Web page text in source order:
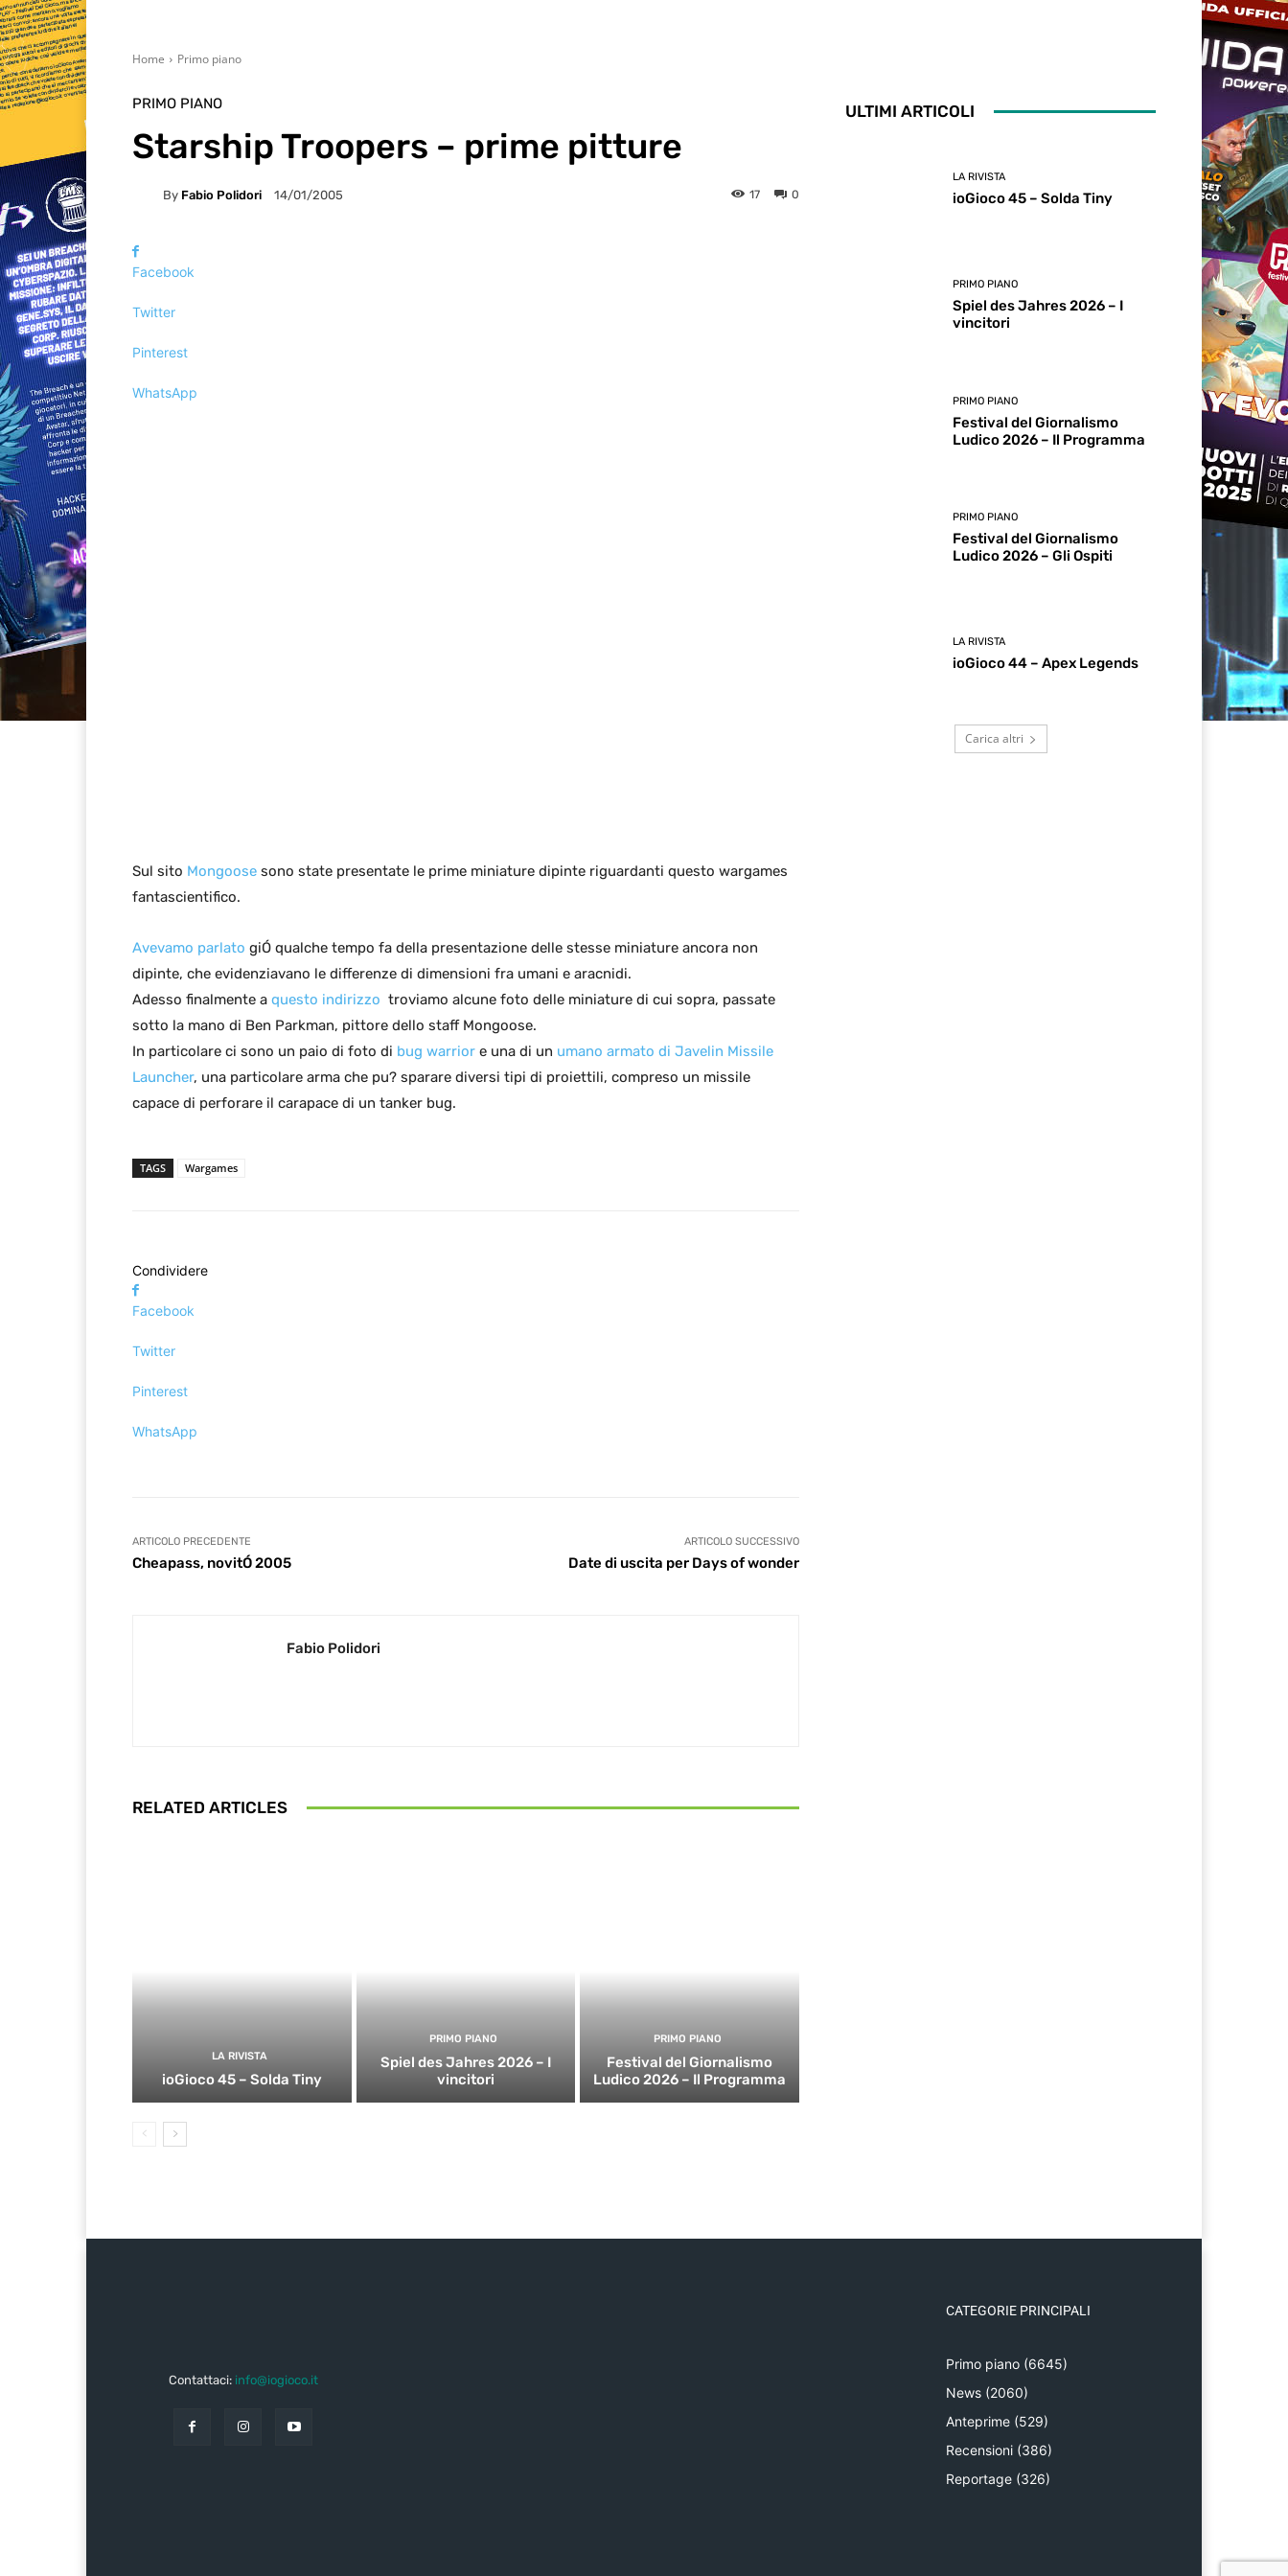
Home Primo piano
PRIMO PIANO
Starship Troopers – prime pitture
By Fabio Polidori 14/01/2005 0
17
Facebook
Twitter
Pinterest
WhatsApp
Sul sito Mongoose sono state presentate le prime miniature dipinte riguardanti questo wargames
fantascientifico.
Avevamo parlato giÓ qualche tempo fa della presentazione delle stesse miniature ancora non
dipinte, che evidenziavano le differenze di dimensioni fra umani e aracnidi.
Adesso finalmente a questo indirizzo troviamo alcune foto delle miniature di cui sopra, passate
sotto la mano di Ben Parkman, pittore dello staff Mongoose.
In particolare ci sono un paio di foto di bug warrior e una di un umano armato di Javelin Missile
Launcher, una particolare arma che pu? sparare diversi tipi di proiettili, compreso un missile
capace di perforare il carapace di un tanker bug.
TAGS Wargames
Condividere
Facebook
Twitter
Pinterest
WhatsApp
ARTICOLO PRECEDENTE
Cheapass, novitÓ 2005
ARTICOLO SUCCESSIVO
Date di uscita per Days of wonder
Fabio Polidori
RELATED ARTICLES
LA RIVISTA
ioGioco 45 – Solda Tiny
PRIMO PIANO
Spiel des Jahres 2026 – I
vincitori
PRIMO PIANO
Festival del Giornalismo
Ludico 2026 – Il Programma
ULTIMI ARTICOLI
LA RIVISTA
ioGioco 45 – Solda Tiny
PRIMO PIANO
Spiel des Jahres 2026 – I
vincitori
PRIMO PIANO
Festival del Giornalismo
Ludico 2026 – Il Programma
PRIMO PIANO
Festival del Giornalismo
Ludico 2026 – Gli Ospiti
LA RIVISTA
ioGioco 44 – Apex Legends
Carica altri
Contattaci: info@iogioco.it
CATEGORIE PRINCIPALI
Primo piano (6645)
News (2060)
Anteprime (529)
Recensioni (386)
Reportage (326)